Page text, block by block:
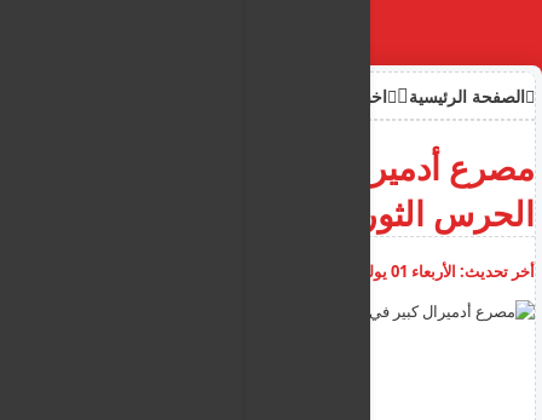
الصفحة الرئيسية اخبار
مصرع أدميرال كبير في بحرية
الحرس الثوري
أخر تحديث: الأربعاء 01 يوليو 2026